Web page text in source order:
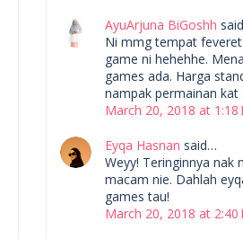
AyuArjuna BiGoshh
Ni mmg tempat
game ni hehehhe.
games ada. Harga
nampak permainan kat
March 20, 2018 at 1:18
Eyqa Hasnan said…
Weyy! Teringinnya nak
macam nie. Dahlah
games tau!
March 20, 2018 at 2:40